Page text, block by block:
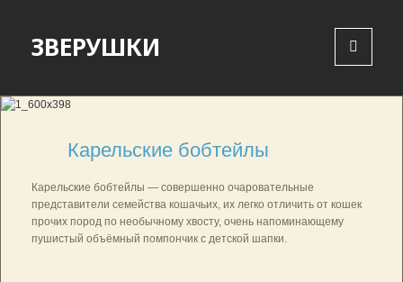
ЗВЕРУШКИ
Карельские бобтейлы
Карельские бобтейлы — совершенно очаровательные
представители семейства кошачьих, их легко отличить от кошек
прочих пород по необычному хвосту, очень напоминающему
пушистый объёмный помпончик с детской шапки.